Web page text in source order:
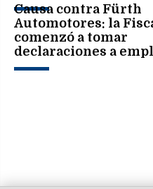
Causa contra Fürth
Automotores: la
comenzó a tomar
declaraciones a
administrativos